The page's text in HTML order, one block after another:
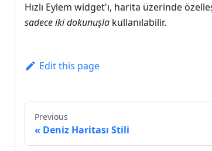
Hızlı Eylem widget'ı, harita üzerinde
sadece iki dokunuşla kullanılabilir.
Edit this page
Previous
Deniz Haritası Stili